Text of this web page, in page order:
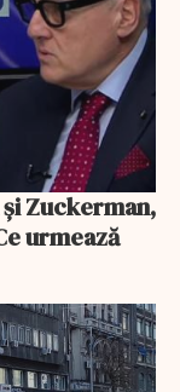
urmează